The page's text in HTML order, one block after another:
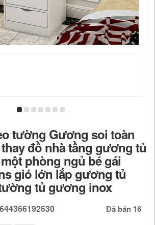
tường Gương soi toàn
đồ nhà tầng gương tủ
phòng ngủ bé gái
gió lớn lắp gương tủ
tủ gương inox
Đã bán 16